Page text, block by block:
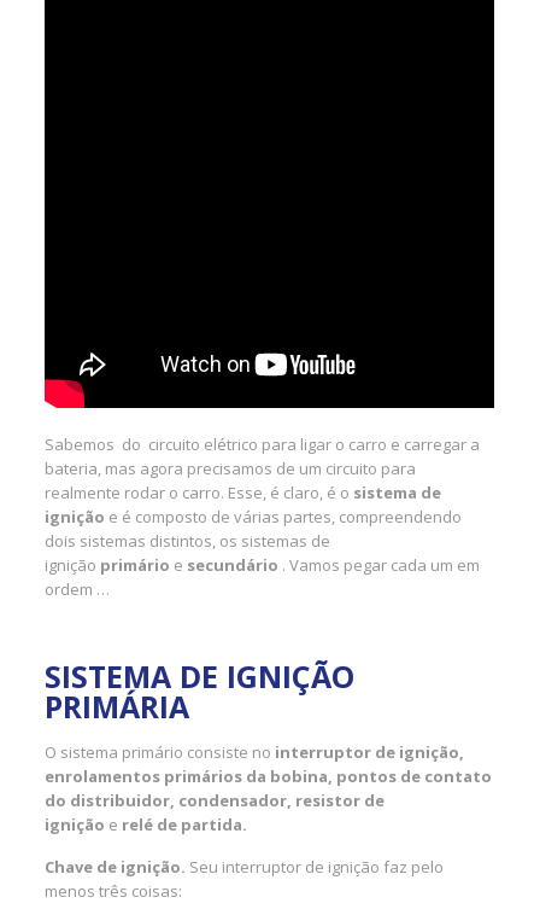
Sabemos do circuito elétrico para ligar o carro e carregar a
bateria, mas agora precisamos de um circuito para
realmente rodar o carro. Esse, é claro, é o sistema de
ignição e é composto de várias partes, compreendendo
dois sistemas distintos, os sistemas de
ignição primário e secundário . Vamos pegar cada um em
ordem …
SISTEMA DE IGNIÇÃO
PRIMÁRIA
O sistema primário consiste no interruptor de ignição,
enrolamentos primários da bobina, pontos de contato
do distribuidor, condensador, resistor de
ignição e relé de partida.
Chave de ignição. Seu interruptor de ignição faz pelo
menos três coisas: